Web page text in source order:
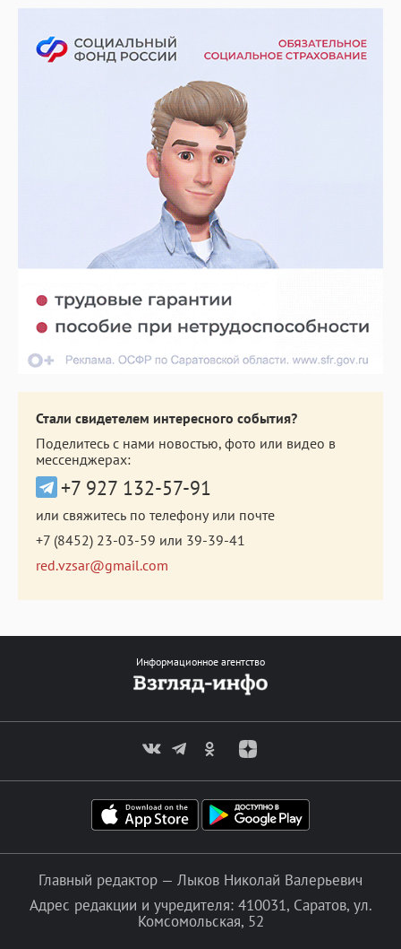
Стали свидетелем интересного события?
Поделитесь с нами новостью, фото или видео в
мессенджерах:
+7 927 132-57-91
или свяжитесь по телефону или почте
+7 (8452) 23-03-59 или 39-39-41
red.vzsar@gmail.com
Информационное агентство
Главный редактор — Лыков Николай Валерьевич
Адрес редакции и учредителя: 410031, Саратов, ул.
Комсомольская, 52